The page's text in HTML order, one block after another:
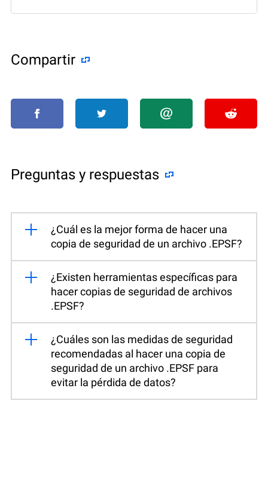
Compartir
Preguntas y respuestas
¿Cuál es la mejor forma de hacer una
copia de seguridad de un archivo .EPSF?
¿Existen herramientas específicas para
hacer copias de seguridad de archivos
.EPSF?
¿Cuáles son las medidas de seguridad
recomendadas al hacer una copia de
seguridad de un archivo .EPSF para
evitar la pérdida de datos?